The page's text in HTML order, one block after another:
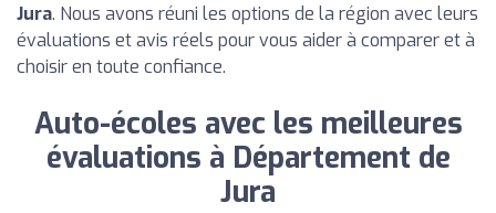
Jura. Nous avons réuni les options de la région avec leurs
évaluations et avis réels pour vous aider à comparer et à
choisir en toute confiance.
Auto-écoles avec les meilleures
évaluations à Département de
Jura